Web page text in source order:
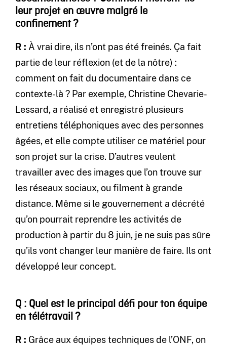
leur projet en œuvre malgré le
confinement ?
R : À vrai dire, ils n’ont pas été freinés. Ça fait
partie de leur réflexion (et de la nôtre) :
comment on fait du documentaire dans ce
contexte-là ? Par exemple, Christine Chevarie-
Lessard, a réalisé et enregistré plusieurs
entretiens téléphoniques avec des personnes
âgées, et elle compte utiliser ce matériel pour
son projet sur la crise. D’autres veulent
travailler avec des images que l’on trouve sur
les réseaux sociaux, ou filment à grande
distance. Même si le gouvernement a décrété
qu’on pourrait reprendre les activités de
production à partir du 8 juin, je ne suis pas sûre
qu’ils vont changer leur manière de faire. Ils ont
développé leur concept.
Q : Quel est le principal défi pour ton équipe
en télétravail ?
R : Grâce aux équipes techniques de l’ONF, on